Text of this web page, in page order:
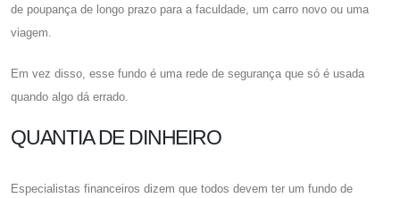
de poupança de longo prazo para a faculdade, um carro novo ou uma
viagem.
Em vez disso, esse fundo é uma rede de segurança que só é usada
quando algo dá errado.
QUANTIA DE DINHEIRO
Especialistas financeiros dizem que todos devem ter um fundo de